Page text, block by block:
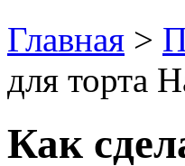
Главная >
для торта
Как